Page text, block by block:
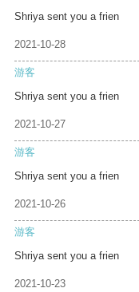
Shriya sent you a frien
2021-10-28
游客
Shriya sent you a frien
2021-10-27
游客
Shriya sent you a frien
2021-10-26
游客
Shriya sent you a frien
2021-10-23